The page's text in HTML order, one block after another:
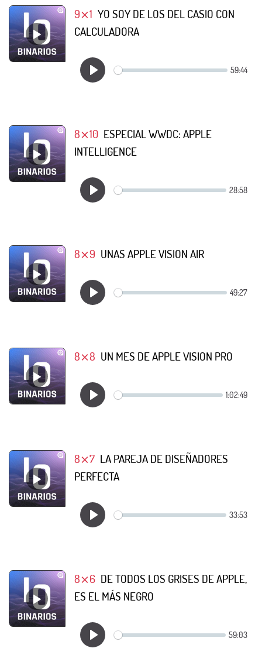
9⨯1 YO SOY DE LOS DEL CASIO CON
CALCULADORA
8⨯10 ESPECIAL WWDC: APPLE
INTELLIGENCE
8⨯9 UNAS APPLE VISION AIR
8⨯8 UN MES DE APPLE VISION PRO
8⨯7 LA PAREJA DE DISEÑADORES
PERFECTA
8⨯6 DE TODOS LOS GRISES DE APPLE,
ES EL MÁS NEGRO